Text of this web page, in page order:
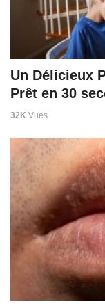
Un Délicieux
Prêt en 30
32K Vues